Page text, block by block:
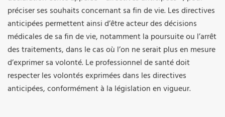
préciser ses souhaits concernant sa fin de vie. Les directives
anticipées permettent ainsi d’être acteur des décisions
médicales de sa fin de vie, notamment la poursuite ou l’arrêt
des traitements, dans le cas où l’on ne serait plus en mesure
d’exprimer sa volonté. Le professionnel de santé doit
respecter les volontés exprimées dans les directives
anticipées, conformément à la législation en vigueur.